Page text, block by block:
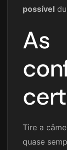
possível
As
Tire a
quase